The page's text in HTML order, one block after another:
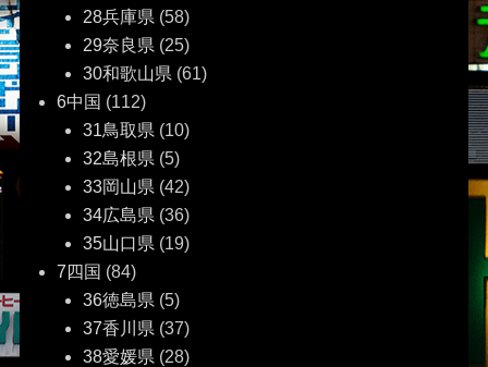
28兵庫県 (58)
29奈良県 (25)
30和歌山県 (61)
6中国 (112)
31鳥取県 (10)
32島根県 (5)
33岡山県 (42)
34広島県 (36)
35山口県 (19)
7四国 (84)
36徳島県 (5)
37香川県 (37)
38愛媛県 (28)